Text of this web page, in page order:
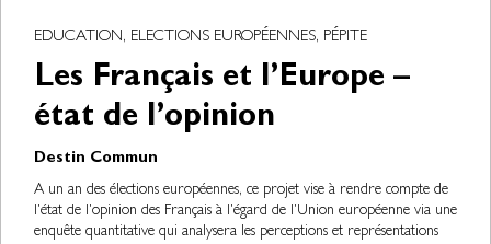
EDUCATION, ELECTIONS EUROPÉENNES, PÉPITE
Les Français et l’Europe –
état de l’opinion
Destin Commun
A un an des élections européennes, ce projet vise à rendre compte de
l'état de l'opinion des Français à l'égard de l'Union européenne via une
enquête quantitative qui analysera les perceptions et représentations